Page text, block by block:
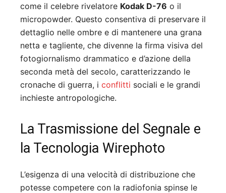
come il celebre rivelatore Kodak D-76 o il
micropowder. Questo consentiva di preservare il
dettaglio nelle ombre e di mantenere una grana
netta e tagliente, che divenne la firma visiva del
fotogiornalismo drammatico e d’azione della
seconda metà del secolo, caratterizzando le
cronache di guerra, i conflitti sociali e le grandi
inchieste antropologiche.
La Trasmissione del Segnale e
la Tecnologia Wirephoto
L’esigenza di una velocità di distribuzione che
potesse competere con la radiofonia spinse le